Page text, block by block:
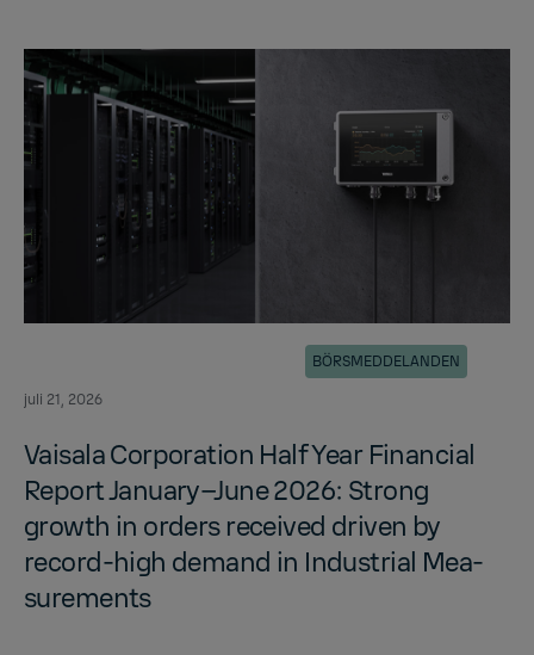
juli 21, 2026
BÖRSMEDDELANDEN
Vaisala Cor­po­ra­tion Half Year Fi­nan­cial
Re­port Jan­u­ary–June 2026: Strong
growth in or­ders re­ceived dri­ven by
record-high de­mand in In­dus­trial Mea­
sure­ments